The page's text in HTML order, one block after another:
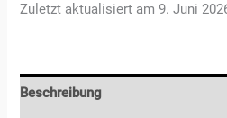
Zuletzt aktualisiert am 9. Juni
Beschreibung